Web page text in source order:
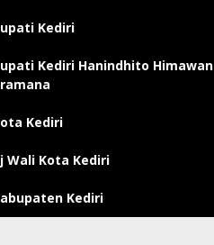
Kediri
Kediri Hanindhito Himawan
Kediri
Wali Kota Kediri
Kediri